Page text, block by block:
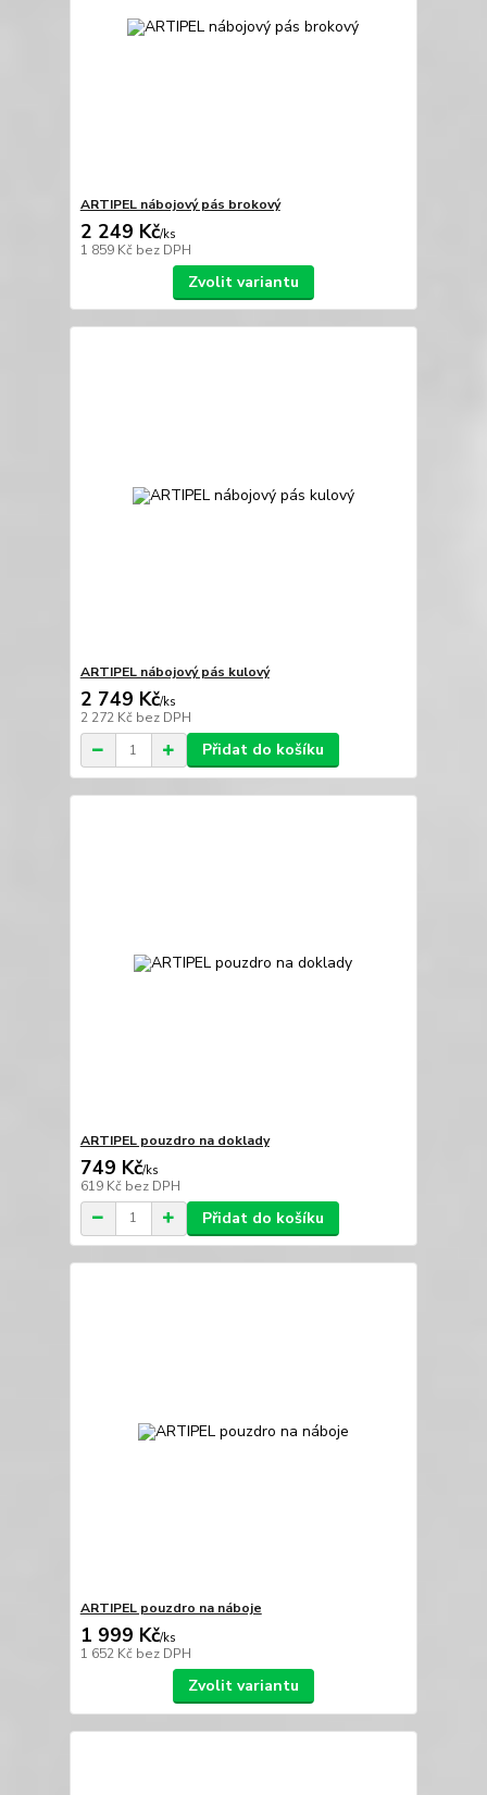
ARTIPEL nábojový pás brokový
2 249 Kč/ks
1 859 Kč bez DPH
Zvolit variantu
ARTIPEL nábojový pás kulový
2 749 Kč/ks
2 272 Kč bez DPH
Přidat do košíku
ARTIPEL pouzdro na doklady
749 Kč/ks
619 Kč bez DPH
Přidat do košíku
ARTIPEL pouzdro na náboje
1 999 Kč/ks
1 652 Kč bez DPH
Zvolit variantu